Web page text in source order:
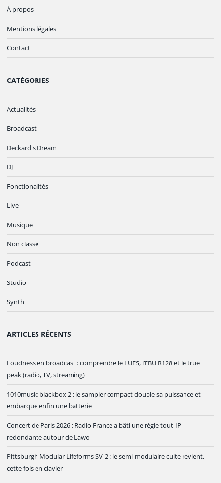
À propos
Mentions légales
Contact
CATÉGORIES
Actualités
Broadcast
Deckard's Dream
DJ
Fonctionalités
Live
Musique
Non classé
Podcast
Studio
Synth
ARTICLES RÉCENTS
Loudness en broadcast : comprendre le LUFS, l’EBU R128 et le true
peak (radio, TV, streaming)
1010music blackbox 2 : le sampler compact double sa puissance et
embarque enfin une batterie
Concert de Paris 2026 : Radio France a bâti une régie tout-IP
redondante autour de Lawo
Pittsburgh Modular Lifeforms SV-2 : le semi-modulaire culte revient,
cette fois en clavier